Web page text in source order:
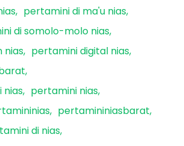
pertamini di ma'u nias
di somolo-molo nias
nias
pertamini digital nias
nias
pertamini nias
pertamininiasbarat
di nias